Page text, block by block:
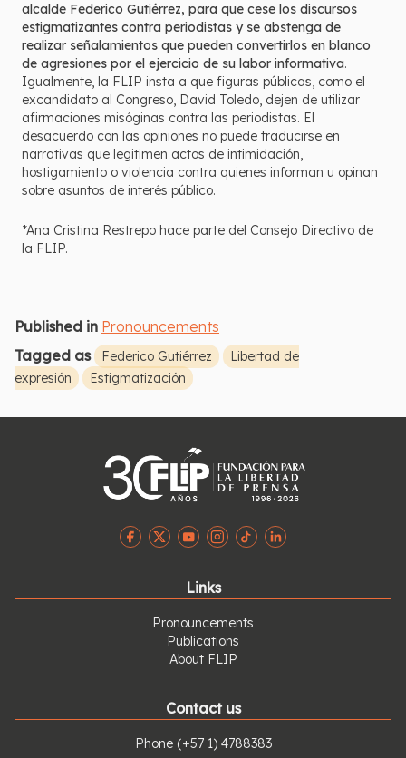
alcalde Federico Gutiérrez, para que cese los discursos
estigmatizantes contra periodistas y se abstenga de
realizar señalamientos que pueden convertirlos en blanco
de agresiones por el ejercicio de su labor informativa.
Igualmente, la FLIP insta a que figuras públicas, como el
excandidato al Congreso, David Toledo, dejen de utilizar
afirmaciones misóginas contra las periodistas. El
desacuerdo con las opiniones no puede traducirse en
narrativas que legitimen actos de intimidación,
hostigamiento o violencia contra quienes informan u opinan
sobre asuntos de interés público.
*Ana Cristina Restrepo hace parte del Consejo Directivo de
la FLIP.
Published in Pronouncements
Tagged as
Federico Gutiérrez
Libertad de
expresión
Estigmatización
Links
Pronouncements
Publications
About FLIP
Contact us
Phone (+57 1) 4788383